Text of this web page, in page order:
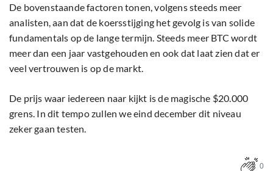
De bovenstaande factoren tonen, volgens steeds meer
analisten, aan dat de koersstijging het gevolg is van solide
fundamentals op de lange termijn. Steeds meer BTC wordt
meer dan een jaar vastgehouden en ook dat laat zien dat er
veel vertrouwen is op de markt.
De prijs waar iedereen naar kijkt is de magische $20.000
grens. In dit tempo zullen we eind december dit niveau
zeker gaan testen.
0